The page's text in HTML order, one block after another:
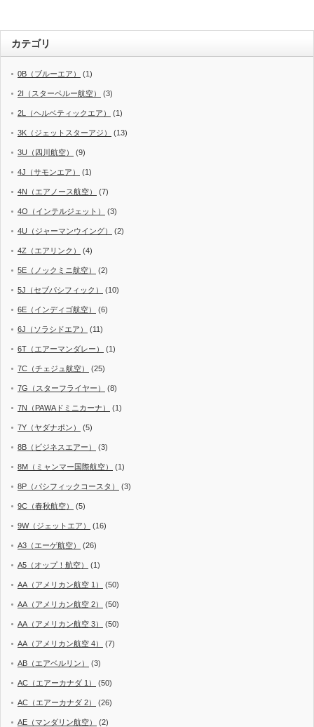
カテゴリ
0B（ブルーエア） (1)
2I（スターペルー航空） (3)
2L（ヘルベティックエア） (1)
3K（ジェットスターアジ） (13)
3U（四川航空） (9)
4J（サモンエア） (1)
4N（エアノース航空） (7)
4O（インテルジェット） (3)
4U（ジャーマンウイング） (2)
4Z（エアリンク） (4)
5E（ノックミニ航空） (2)
5J（セブパシフィック） (10)
6E（インディゴ航空） (6)
6J（ソラシドエア） (11)
6T（エアーマンダレー） (1)
7C（チェジュ航空） (25)
7G（スターフライヤー） (8)
7N（PAWAドミニカーナ） (1)
7Y（ヤダナポン） (5)
8B（ビジネスエアー） (3)
8M（ミャンマー国際航空） (1)
8P（パシフィックコースタ） (3)
9C（春秋航空） (5)
9W（ジェットエア） (16)
A3（エーゲ航空） (26)
A5（オップ！航空） (1)
AA（アメリカン航空 1） (50)
AA（アメリカン航空 2） (50)
AA（アメリカン航空 3） (50)
AA（アメリカン航空 4） (7)
AB（エアベルリン） (3)
AC（エアーカナダ 1） (50)
AC（エアーカナダ 2） (26)
AE（マンダリン航空） (2)